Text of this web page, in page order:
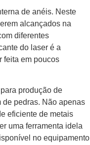
de anéis. Neste
alcançados na
diferentes
do laser é a
feita em poucos
produção de
de pedras. Não apenas
eficiente de metais
uma ferramenta idela
no equipamento